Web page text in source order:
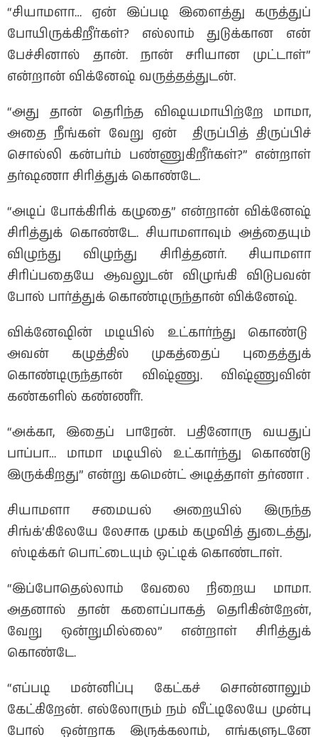
“சியாமளா… ஏன் இப்படி இளைத்து கருத்துப்
போயிருக்கிறீர்கள்? எல்லாம் துடுக்கான என்
பேச்சினால் தான். நான் சரியான முட்டாள்”
என்றான் விக்னேஷ் வருத்தத்துடன்.
“அது தான் தெரிந்த விஷயமாயிற்றே மாமா,
அதை நீங்கள் வேறு ஏன் திருப்பித் திருப்பிச்
சொல்லி கன்பர்ம் பண்ணுகிறீர்கள்?” என்றாள்
தர்ஷணா சிரித்துக் கொண்டே.
“அடிப் போக்கிரிக் கழுதை” என்றான் விக்னேஷ்
சிரித்துக் கொண்டே. சியாமளாவும் அத்தையும்
விழுந்து விழுந்து சிரித்தனர். சியாமளா
சிரிப்பதையே ஆவலுடன் விழுங்கி விடுபவன்
போல் பார்த்துக் கொண்டிருந்தான் விக்னேஷ்.
விக்னேஷின் மடியில் உட்கார்ந்து கொண்டு
அவன் கழுத்தில் முகத்தைப் புதைத்துக்
கொண்டிருந்தான் விஷ்ணு. விஷ்ணுவின்
கண்களில் கண்ணீர்.
“அக்கா, இதைப் பாரேன். பதினோரு வயதுப்
பாப்பா… மாமா மடியில் உட்கார்ந்து கொண்டு
இருக்கிறது” என்று கமென்ட் அடித்தாள் தர்ணா .
சியாமளா சமையல் அறையில் இருந்த
சிங்க்’கிலேயே லேசாக முகம் கழுவித் துடைத்து,
ஸ்டிக்கர் பொட்டையும் ஒட்டிக் கொண்டாள்.
“இப்போதெல்லாம் வேலை நிறைய மாமா.
அதனால் தான் களைப்பாகத் தெரிகின்றேன்,
வேறு ஒன்றுமில்லை” என்றாள் சிரித்துக்
கொண்டே.
“எப்படி மன்னிப்பு கேட்கச் சொன்னாலும்
கேட்கிறேன். எல்லோரும் நம் வீட்டிலேயே முன்பு
போல் ஒன்றாக இருக்கலாம், எங்களுடனே